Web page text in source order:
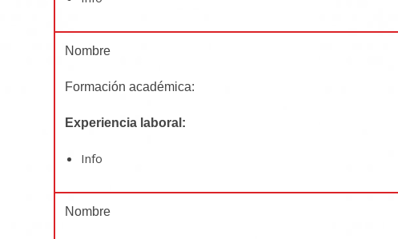
Nombre
Formación académica:
Experiencia laboral:
Info
Nombre